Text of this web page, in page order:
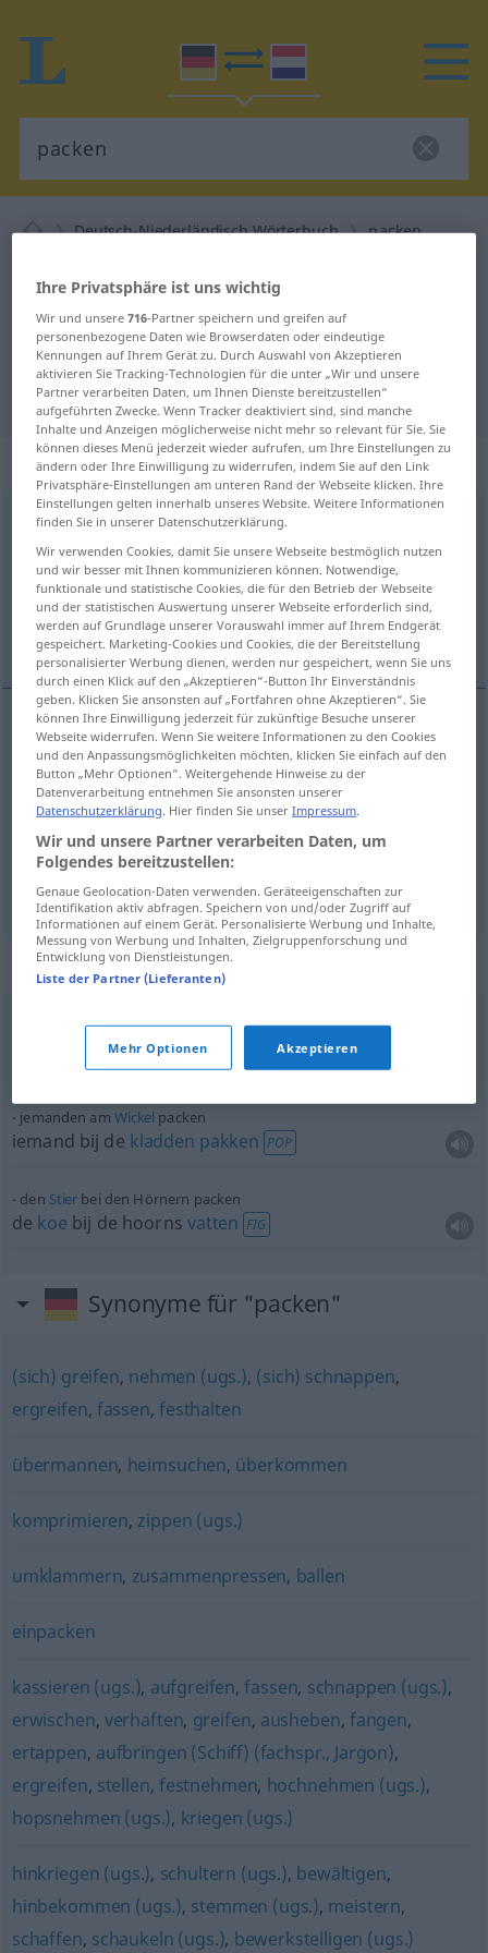
Deutsch-Niederländisch Wörterbuch packen
Übersetzung für "packen"
"packen" Niederländisch
Übersetzung
„packen“
packen
Übersicht aller Übersetzungen
(Für mehr Details die Übersetzung anklicken/antippen)
pakken, grijpen, inpakken
pakken packena. FIG
grijpen packen
(in)pakken packeneinpacken
Beispielsätze für "packen"
wattenleggen
jemanden am Wickel packen
iemand bij de kladden pakken POP
den Stier bei den Hörnern packen
de koe bij de hoornsvatten FIG
Synonyme für "packen"
(sich) greifen, nehmen (ugs.), (sich) schnappen,
ergreifen, fassen,festhalten
übermannen, heimsuchen, überkommen
komprimieren, zippen (ugs.)
umklammern, zusammenpressen, ballen
einpacken
kassieren (ugs.), aufgreifen,fassen, schnappen (ugs.),
erwischen, verhaften, greifen, ausheben, fangen,
ertappen, aufbringen (Schiff) (fachspr., Jargon),
ergreifen, stellen, festnehmen, hochnehmen (ugs.),
hopsnehmen (ugs.), kriegen (ugs.)
hinkriegen (ugs.), schultern (ugs.), bewältigen,
hinbekommen (ugs.), stemmen (ugs.), meistern,
schaffen, schaukeln (ugs.), bewerkstelligen (ugs.)
Ihre Privatsphäre ist uns wichtig
Wir und unsere716-Partner speichern und greifen auf
personenbezogene Daten wie Browserdaten oder eindeutige
Kennungen auf Ihrem Gerät zu. Durch Auswahl von Akzeptieren
aktivieren Sie Tracking-Technologien für die unter „Wir und unsere
Partner verarbeiten Daten, um Ihnen Dienste bereitzustellen“
aufgeführten Zwecke. Wenn Tracker deaktiviert sind, sind manche
Inhalte und Anzeigen möglicherweise nicht mehr so relevant für Sie. Sie
können dieses Menü jederzeit wieder aufrufen, um Ihre Einstellungen zu
ändern oder Ihre Einwilligung zu widerrufen, indem Sie auf den Link
Privatsphäre-Einstellungen am unteren Rand der Webseite klicken. Ihre
Einstellungen gelten innerhalb unseres Website. Weitere Informationen
finden Sie in unserer Datenschutzerklärung.
Wir verwenden Cookies, damit Sie unsere Webseite bestmöglich nutzen
und wir besser mit Ihnen kommunizieren können. Notwendige,
funktionale und statistische Cookies, die für den Betrieb der Webseite
und der statistischen Auswertung unserer Webseite erforderlich sind,
werden auf Grundlage unserer Vorauswahl immer auf Ihrem Endgerät
gespeichert. Marketing-Cookies und Cookies, die der Bereitstellung
personalisierter Werbung dienen, werden nur gespeichert, wenn Sie uns
durch einen Klick auf den „Akzeptieren“-Button Ihr Einverständnis
geben. Klicken Sie ansonsten auf „Fortfahren ohne Akzeptieren“. Sie
können Ihre Einwilligung jederzeit für zukünftige Besuche unserer
Webseite widerrufen. Wenn Sie weitere Informationen zu den Cookies
und den Anpassungsmöglichkeiten möchten, klicken Sie einfach auf den
Button „Mehr Optionen“. Weitergehende Hinweise zu der
Datenverarbeitung entnehmen Sie ansonsten unserer
Datenschutzerklärung. Hier finden Sie unserImpressum.
Wir und unsere Partner verarbeiten Daten, um
Folgendes bereitzustellen:
Genaue Geolocation-Daten verwenden. Geräteeigenschaften zur
Identifikation aktiv abfragen. Speichern von und/oder Zugriff auf
Informationen auf einem Gerät. Personalisierte Werbung und Inhalte,
Messung von Werbung und Inhalten, Zielgruppenforschung und
Entwicklung von Dienstleistungen.
Liste der Partner (Lieferanten)
Mehr Optionen Akzeptieren